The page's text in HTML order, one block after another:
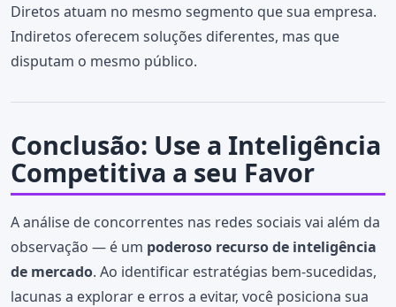
Diretos atuam no mesmo segmento que sua empresa.
Indiretos oferecem soluções diferentes, mas que
disputam o mesmo público.
Conclusão: Use a Inteligência
Competitiva a seu Favor
A análise de concorrentes nas redes sociais vai além da
observação — é um poderoso recurso de inteligência
de mercado. Ao identificar estratégias bem-sucedidas,
lacunas a explorar e erros a evitar, você posiciona sua